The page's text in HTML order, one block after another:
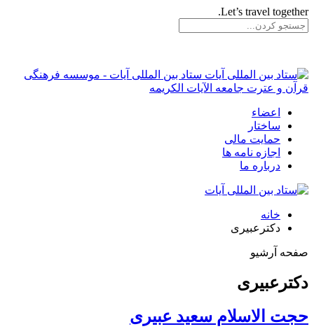
Let’s travel together.
ستاد بین المللی آیات - موسسه فرهنگی
قرآن و عترت جامعه الآیات الکریمه
اعضاء
ساختار
حمایت مالی
اجازه نامه ها
درباره ما
خانه
دکترعبیری
صفحه آرشیو
دکترعبیری
حجت الاسلام سعید عبیری